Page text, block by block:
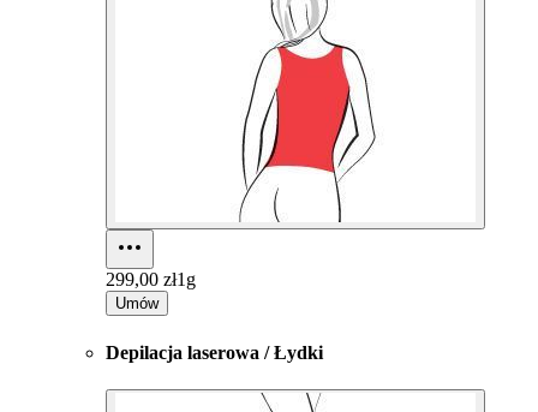
299,00 zł1g
Umów
Depilacja laserowa / Łydki